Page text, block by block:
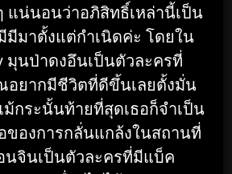
แน่นอนว่าอภิสิทธิ์เหล่านี้เป็น
มาตั้งแต่กำเนิดค่ะ โดยใน
มุนป่าดงอึนเป็นตัวละครที่
อยากมีชีวิตที่ดีขึ้นเลยตั้งมั่น
กระนั้นท้ายที่สุดเธอก็จำเป็น
ของการกลั่นแกล้งในสถานที่
นจินเป็นตัวละครที่มีแบ็ค